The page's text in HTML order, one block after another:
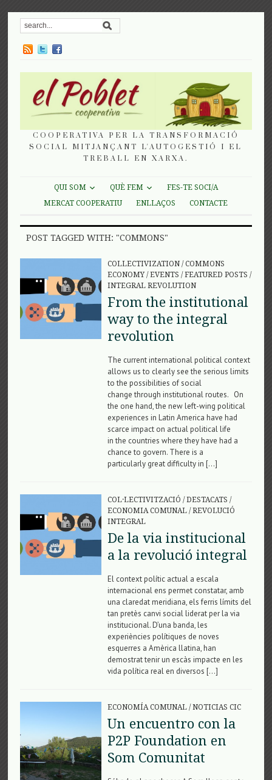
COOPERATIVA PER LA TRANSFORMACIÓ
SOCIAL MITJANÇANT L'AUTOGESTIÓ I EL
TREBALL EN XARXA.
QUI SOM QUÈ FEM
FES-TE SOCI/A
MERCAT COOPERATIU
ENLLAÇOS CONTACTE
POST TAGGED WITH: "COMMONS"
COLLECTIVIZATION/COMMONS
ECONOMY/EVENTS /FEATURED POSTS /
INTEGRAL REVOLUTION
From the institutional
way to the integral
revolution
The current international political context
allows us to clearly see the serious limits
to the possibilities of social
change through institutional routes. On
the one hand, the new left-wing political
experiences in Latin America have had
scarce impact on actual political life
in the countries where they have had a
chance to govern. There is a
particularly great difficulty in […]
COL·LECTIVITZACIÓ /DESTACATS /
ECONOMIA COMUNAL/REVOLUCIÓ
INTEGRAL
De la via institucional
a la revolució integral
El context polític actual a escala
internacional ens permet constatar, amb
una claredat meridiana, els ferris límits del
tan pretès canvi social liderat per la via
institucional. D’una banda, les
experiències polítiques de noves
esquerres a Amèrica llatina, han
demostrat tenir un escàs impacte en les
vida política real en diversos […]
ECONOMÍA COMUNAL/NOTICIAS CIC
Un encuentro con la
P2P Foundation en
Som Comunitat